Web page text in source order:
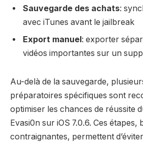
Sauvegarde des achats:
avec iTunes avant le jailbreak
Export manuel: exporter
vidéos importantes sur un
Au-delà de la sauvegarde,
préparatoires spécifiques sont
optimiser les chances de réussite
Evasi0n sur iOS 7.0.6. Ces étapes,
contraignantes, permettent